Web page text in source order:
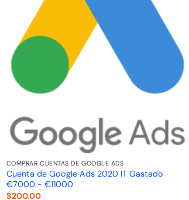
COMPRAR CUENTAS DE GOOGLE ADS
Cuenta de Google Ads 2020 IT Gastado
€7000 - €11000
$200.00